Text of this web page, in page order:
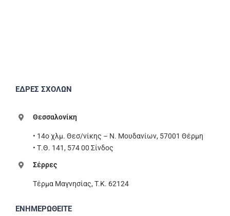
ΕΔΡΕΣ ΣΧΟΛΩΝ
Θεσσαλονίκη
• 14ο χλμ. Θεσ/νίκης – Ν. Μουδανίων, 57001 Θέρμη
• Τ.Θ. 141, 574 00 Σίνδος
Σέρρες
Τέρμα Μαγνησίας, T.K. 62124
ΕΝΗΜΕΡΩΘΕΙΤΕ